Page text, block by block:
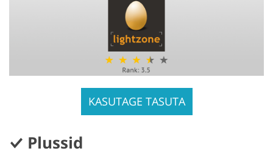
KASUTAGE TASUTA
Plussid